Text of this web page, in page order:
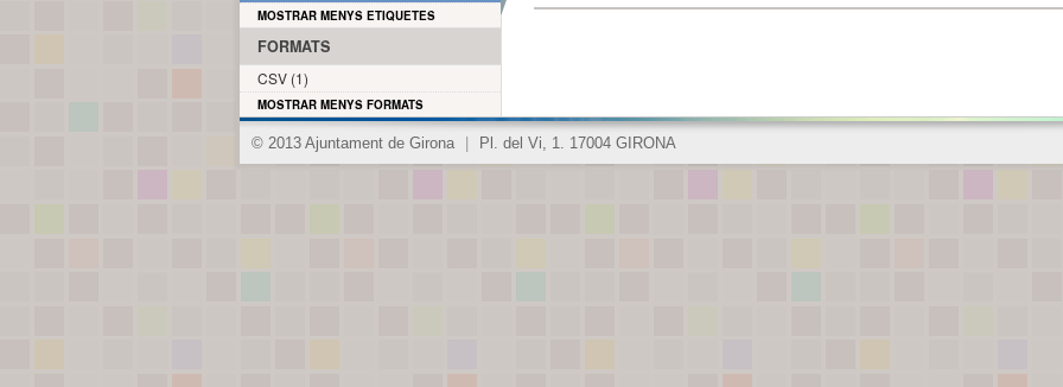
MOSTRAR MENYS ETIQUETES
FORMATS
CSV (1)
MOSTRAR MENYS FORMATS
© 2013 Ajuntament de Girona Pl. del Vi, 1. 17004 GIRONA